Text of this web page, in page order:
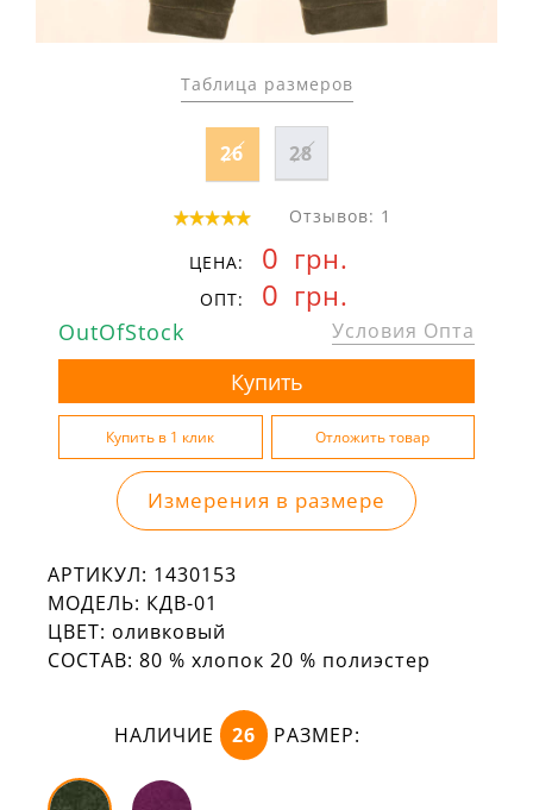
Таблица размеров
26 28
Отзывов: 1
ЦЕНА: 0 грн.
ОПТ: 0 грн.
OutOfStock Условия Опта
Измерения в размере
АРТИКУЛ: 1430153
МОДЕЛЬ: КДВ-01
ЦВЕТ: оливковый
СОСТАВ: 80 % хлопок 20 % полиэстер
НАЛИЧИЕ 26 РАЗМЕР: